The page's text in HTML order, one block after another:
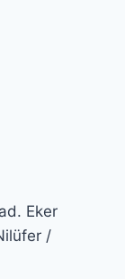
Eker
/